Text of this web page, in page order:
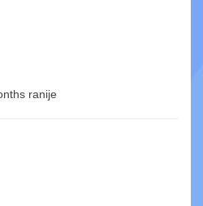
ranije